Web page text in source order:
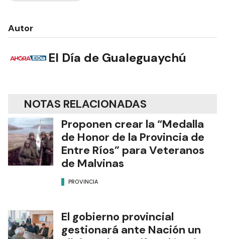
Autor
El Día de Gualeguaychú
NOTAS RELACIONADAS
Proponen crear la “Medalla
de Honor de la Provincia de
Entre Ríos” para Veteranos
de Malvinas
PROVINCIA
El gobierno provincial
gestionará ante Nación un